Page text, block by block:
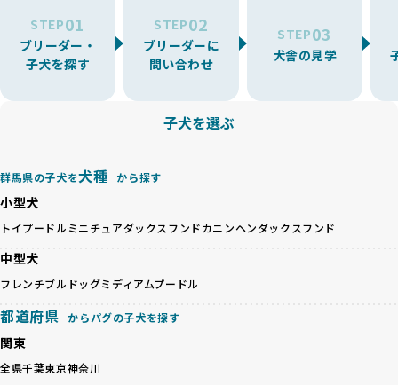
BreederFamiliesでは、アニマルウェルフェアを最優先に考
えた6つの絶対基準と12の総合基準を設定しています。これに
ことを徹底しています。
BreederFamiliesでは、以下の6項目を必須条件とし、これら
基づいた責任あるブリーディングを確保しています。
さらに、健康管理、社会性の育成、遺伝子検査、食事や運動
の質など、ワンちゃんの心身に配慮した飼育環境が整ってい
るかを評価する12項目の総合基準を設けています。これによ
り、より高い基準をクリアしたブリーダーだけを厳選してい
ます。
その結果、合格率10%未満という厳しい基準をクリアした優
良ブリーダーのみが登録されています。
BreederFamiliesでは、法令に準拠するだけでなく、ワンち
ゃんを家族のように愛するという理念を共有するブリーダー
のみを厳選しています。これにより、ユーザーの皆さんに安
たりストレスを抱えたりするリスクが高まります。
「少数の犬種に集中」の詳細はこちら
すが、無計画な交配には健康リスクが伴います。異なる犬種
の特徴を持つことで予測しにくい健康問題が発生する可能性
が高く、診断や治療も複雑化する場合があります。また、ミ
待する理想と現実が大きく異なることも少なくありません。
健康と性格を次世代に引き継ぐために、ミックス犬の繁殖を
避けます。無計画な交配がもたらすリスクを理解し、飼い主
殖を徹底しているのです。
一方、営利優先ブリーダーは流行や需要に応じて安易にミッ
が多く見受けられます。場合によっては、チワワ×ハスキー
等体格の異なるリスクの高い交配を行うこともあります。
STEP01
ブリーダー・
子犬を探す
STEP02
ブリーダーに
問い合わせ
STEP03
犬舎の見学
子犬を選ぶ
群馬県の子犬を犬種 から探す
小型犬
トイプードル ミニチュアダックスフンドカニンヘンダックスフンド
中型犬
フレンチブルドッグミディアムプードル
都道府県 からパグの子犬を探す
関東
全県千葉東京神奈川